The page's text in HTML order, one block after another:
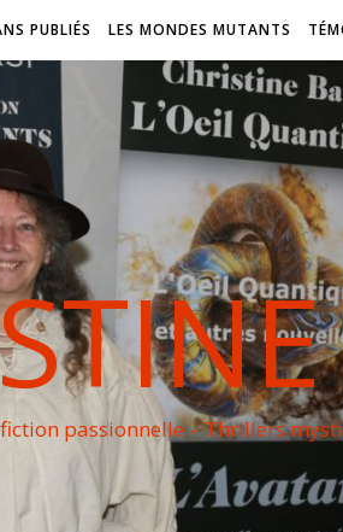
PUBLIÉS LES MONDES MUTANTS
passionnelle – Thrillers